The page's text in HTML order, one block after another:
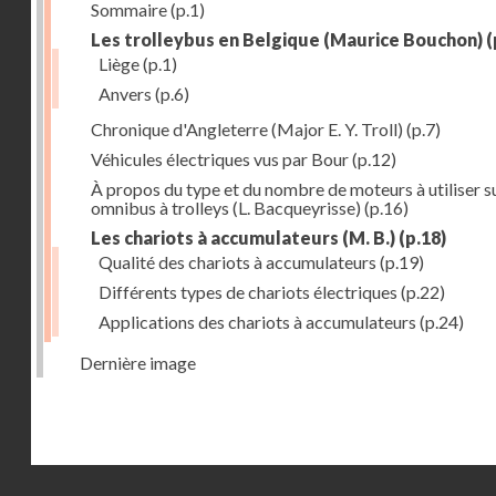
Sommaire(p.1)
Les trolleybus en Belgique (Maurice Bouchon)
Liège(p.1)
Anvers (p.6)
Chronique d'Angleterre (Major E. Y. Troll) (p.7)
Véhicules électriques vus par Bour(p.12)
À propos du type et du nombre de moteurs à utiliser
omnibus à trolleys (L. Bacqueyrisse) (p.16)
Les chariots à accumulateurs (M. B.) (p.18)
Qualité des chariots à accumulateurs (p.19)
Différents types de chariots électriques (p.22)
Applications des chariots à accumulateurs (p.24)
Dernière image